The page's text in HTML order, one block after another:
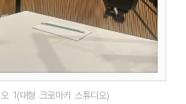
1(대형 크로마키 스튜디오)